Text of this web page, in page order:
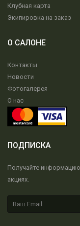
Клубная карта
Экипировка на заказ
О САЛОНЕ
Контакты
Новости
Фотогалерея
О нас
ПОДПИСКА
Получайте
акциях.